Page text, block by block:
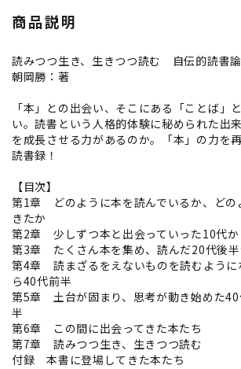
商品説明
読みつつ生き、生きつつ読む 自伝的読書論
朝岡勝：著
「本」との出会い、そこにある「ことば」
い。読書という人格的体験に秘められた出
を成長させる力があるのか。「本」の力を
読書録！
【目次】
第1章 どのように本を読んでいるか、どの
きたか
第2章 少しずつ本と出会っていった10代か
第3章 たくさん本を集め、読んだ20代後
第4章 読まざるをえないものを読むように
ら40代前半
第5章 土台が固まり、思考が動き始めた
半
第6章 この間に出会ってきた本たち
第7章 読みつつ生き、生きつつ読む
付録 本書に登場してきた本たち